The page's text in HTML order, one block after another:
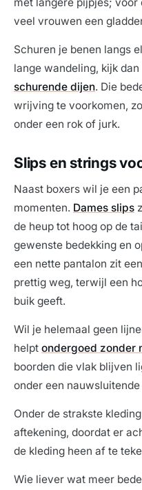
veel vrouwen een
Schuren je benen langs
lange wandeling, kijk dan
schurende dijen. Die
wrijving te voorkomen,
onder een rok of jurk.
Slips en strings
Naast boxers wil je een
momenten. Dames slips
de heup tot hoog op de
gewenste bedekking en
een nette pantalon zit
prettig weg, terwijl een
buik geeft.
Wil je helemaal geen
helpt ondergoed zonder
boorden die vlak blijven
onder een
Onder de strakste
aftekening, doordat er
de kleding heen af te
Wie liever wat meer